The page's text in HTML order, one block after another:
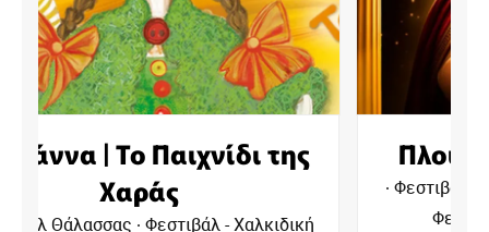
Πλούτος του Αριστοφάνη
Φεστιβάλ Θάλασσας
Θέατρα - Χαλκιδική
Φεστιβάλ - Χαλκιδική Χορηγός